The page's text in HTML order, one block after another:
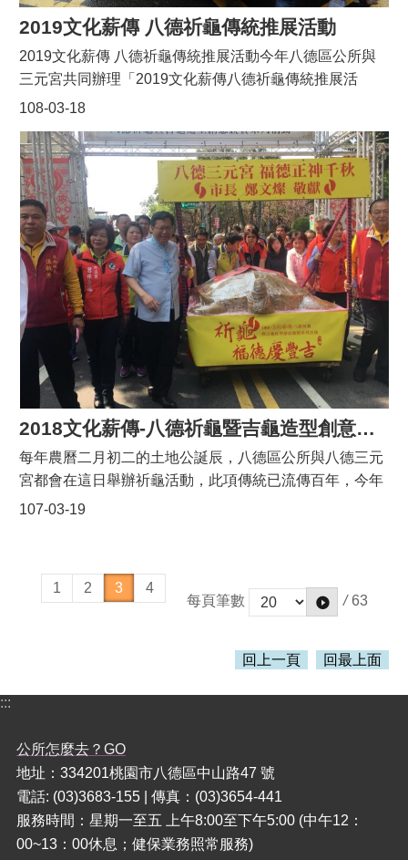
2019文化薪傳 八德祈龜傳統推展活動
108-03-18
2019文化薪傳 八德祈龜傳統推展活動今年八德區公所與
三元宮共同辦理「2019文化薪傳八德祈龜傳統推展活
動」，突破以往形式，辦理包括藝閣遶境、祭拜儀式、良
龜傳統文化，並透過宗教儀式慶典與城市文化結合，走入
市民生活。
2018文化薪傳-八德祈龜暨吉龜造型創意競賽系列活動
107-03-19
每年農曆二月初二的土地公誕辰，八德區公所與八德三元
宮都會在這日舉辦祈龜活動，此項傳統已流傳百年，今年
桃園市長鄭文燦也特別敬獻重達900斤的平安米糕龜，祈
延續後代子孫。活動除了傳統祈龜祭祀祈福外，另外特別
邀請到「缺席舞團」以潮流、藝術小丑的特殊造型進行街
舞表演；還有台灣第一個女子跨界國樂樂團「無双樂
【義大利Solevoci國際阿卡貝拉大賽】評審團特別獎的
來排隊領取。今年為第三屆「吉龜造型創意競賽」，廣邀
桃園青年學子，一起發揮創意，運用環保素材製作造型
龜，吸引許多學子參加。
1 2 3
4
每頁筆數
/ 63
回上一頁 回最上面
:::
公所怎麼去？GO
地址：334201桃園市八德區中山路47 號
電話: (03)3683-155 | 傳真：(03)3654-441
服務時間：星期一至五 上午8:00至下午5:00 (中午12：
00~13：00休息；健保業務照常服務)